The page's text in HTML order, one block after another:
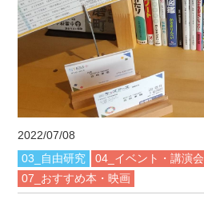
2022/07/08
03_自由研究
04_イベント・講演会
07_おすすめ本・映画